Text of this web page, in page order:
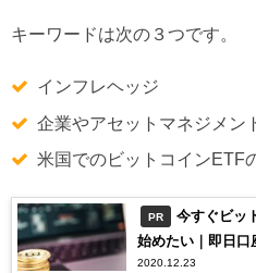
キーワードは次の３つです。
インフレヘッジ
企業やアセットマネジメン
米国でのビットコインETF
PR
今すぐビッ
始めたい｜即日口
2020.12.23